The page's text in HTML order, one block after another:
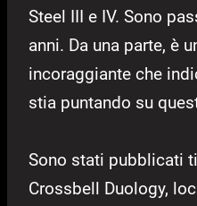
Steel III e IV. Sono
anni. Da una parte, è
incoraggiante che
stia puntando su
Sono stati pubblicati
Crossbell Duology,